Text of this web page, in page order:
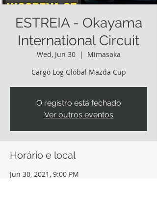
ESTREIA - Okayama
International Circuit
Wed, Jun 30
  |
Mimasaka
Cargo Log Global Mazda Cup
O registro está fechado
Ver outros eventos
Horário e local
Jun 30, 2021, 9:00 PM